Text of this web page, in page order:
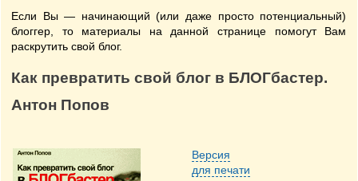
Если Вы — начинающий (или даже просто потенциальный)
блоггер, то материалы на данной странице помогут Вам
раскрутить свой блог.
Как превратить свой блог в БЛОГбастер.
Антон Попов
Версия
для печати